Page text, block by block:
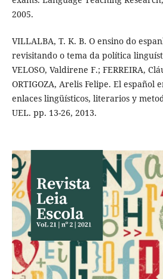
2005.
VILLALBA, T. K. B. O ensino do
revisitando o tema da política
VELOSO, Valdirene F.; FERREIRA,
ORTIGOZA, Arelis Felipe. El español
enlaces lingüísticos, literarios y
UEL. pp. 13-26, 2013.